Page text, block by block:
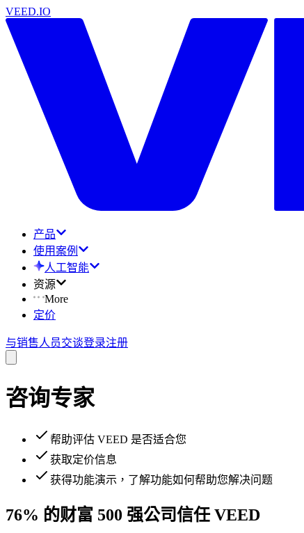
VEED.IO
产品
使用案例
人工智能
资源
More
定价
与销售人员交谈登录注册
咨询专家
帮助评估 VEED 是否适合您
获取定价信息
获得功能演示，了解功能如何帮助您解决问题
76% 的财富 500 强公司信任 VEED